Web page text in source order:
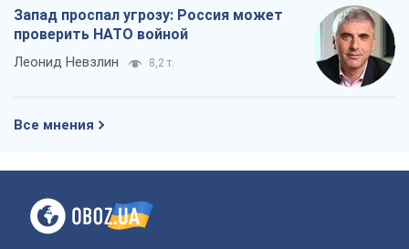
Запад проспал угрозу: Россия может
проверить НАТО войной
Леонид Невзлин 8,2 т.
Все мнения